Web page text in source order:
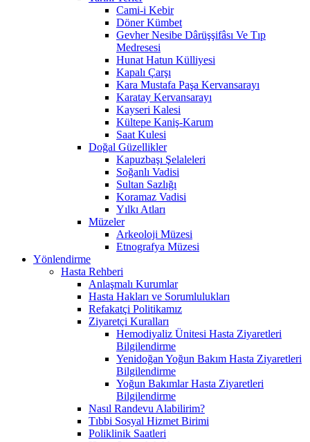
Cami-i Kebir
Döner Kümbet
Gevher Nesibe Dârüşşifâsı Ve Tıp
Medresesi
Hunat Hatun Külliyesi
Kapalı Çarşı
Kara Mustafa Paşa Kervansarayı
Karatay Kervansarayı
Kayseri Kalesi
Kültepe Kaniş-Karum
Saat Kulesi
Doğal Güzellikler
Kapuzbaşı Şelaleleri
Soğanlı Vadisi
Sultan Sazlığı
Koramaz Vadisi
Yılkı Atları
Müzeler
Arkeoloji Müzesi
Etnografya Müzesi
Yönlendirme
Hasta Rehberi
Anlaşmalı Kurumlar
Hasta Hakları ve Sorumlulukları
Refakatçi Politikamız
Ziyaretçi Kuralları
Hemodiyaliz Ünitesi Hasta Ziyaretleri
Bilgilendirme
Yenidoğan Yoğun Bakım Hasta Ziyaretleri
Bilgilendirme
Yoğun Bakımlar Hasta Ziyaretleri
Bilgilendirme
Nasıl Randevu Alabilirim?
Tıbbi Sosyal Hizmet Birimi
Poliklinik Saatleri